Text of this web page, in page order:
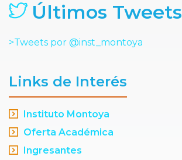
Últimos Tweets
>Tweets por @inst_montoya
Links de Interés
Instituto Montoya
Oferta Académica
Ingresantes